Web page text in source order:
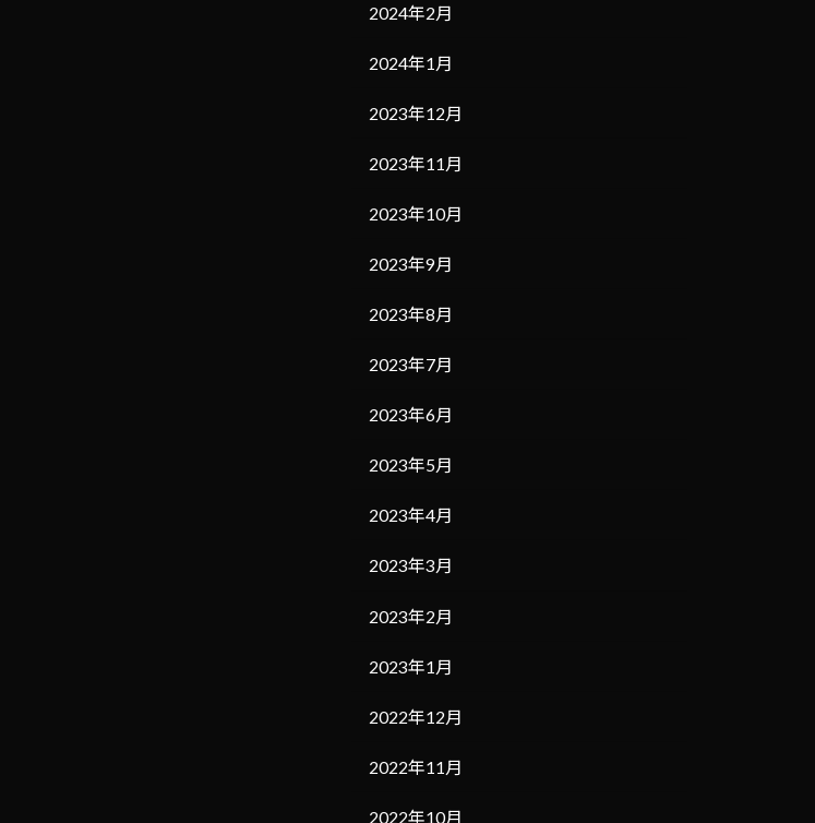
2024年2月
2024年1月
2023年12月
2023年11月
2023年10月
2023年9月
2023年8月
2023年7月
2023年6月
2023年5月
2023年4月
2023年3月
2023年2月
2023年1月
2022年12月
2022年11月
2022年10月